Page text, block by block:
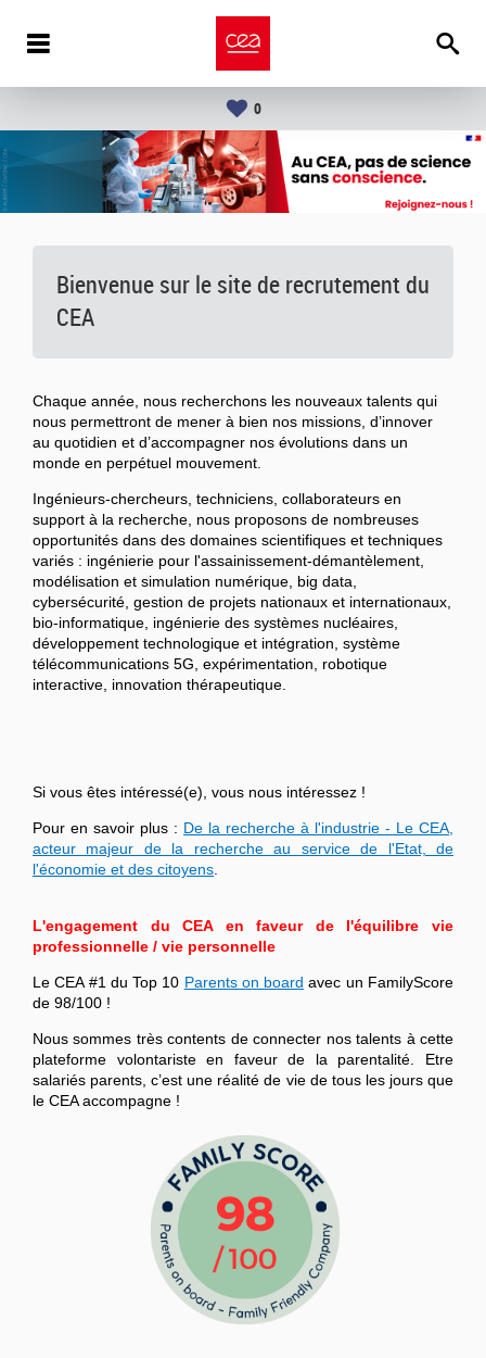
0
Bienvenue sur le site de recrutement du
CEA
Chaque année, nous recherchons les nouveaux talents qui
nous permettront de mener à bien nos missions, d’innover
au quotidien et d’accompagner nos évolutions dans un
monde en perpétuel mouvement.
Ingénieurs-chercheurs, techniciens, collaborateurs en
support à la recherche, nous proposons de nombreuses
opportunités dans des domaines scientifiques et techniques
variés : ingénierie pour l'assainissement-démantèlement,
modélisation et simulation numérique, big data,
cybersécurité, gestion de projets nationaux et internationaux,
bio-informatique, ingénierie des systèmes nucléaires,
développement technologique et intégration, système
télécommunications 5G, expérimentation, robotique
interactive, innovation thérapeutique.
Si vous êtes intéressé(e), vous nous intéressez !
Pour en savoir plus : De la recherche à l'industrie - Le CEA,
acteur majeur de la recherche au service de l'Etat, de
l'économie et des citoyens
L'engagement du CEA en faveur de l'équilibre vie
professionnelle / vie personnelle
Le CEA #1 du Top 10 Parents on board avec un FamilyScore
de 98/100 !
Nous sommes très contents de connecter nos talents à cette
plateforme volontariste en faveur de la parentalité. Etre
salariés parents, c’est une réalité de vie de tous les jours que
le CEA accompagne !